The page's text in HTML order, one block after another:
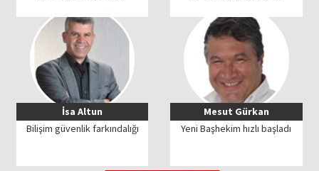
İsa Altun
Bilişim güvenlik farkındalığı
Mesut Gürkan
Yeni Başhekim hızlı başladı